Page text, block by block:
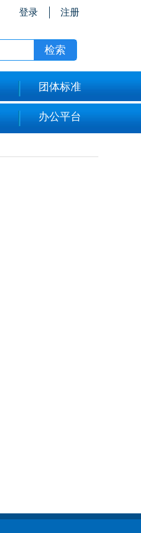
登录 注册
团体标准
办公平台